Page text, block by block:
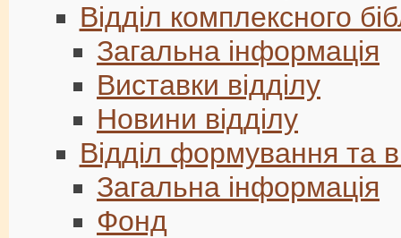
Відділ комплексного
Загальна інформація
Виставки відділу
Новини відділу
Відділ формування та
Загальна інформація
Фонд